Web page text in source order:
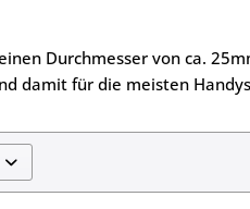
Durchmesser von ca.
damit für die meisten